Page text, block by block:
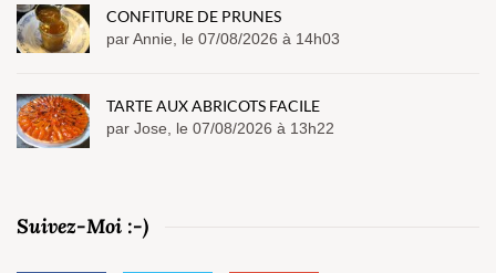
CONFITURE DE PRUNES
par Annie, le 07/08/2026 à 14h03
TARTE AUX ABRICOTS FACILE
par Jose, le 07/08/2026 à 13h22
Suivez-Moi :-)